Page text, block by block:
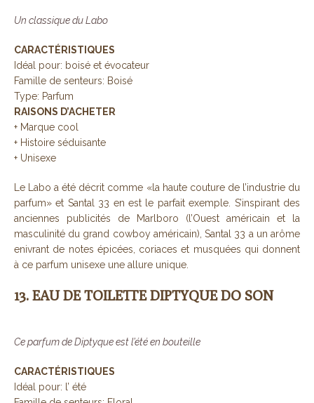
Un classique du Labo
CARACTÉRISTIQUES
Idéal pour: boisé et évocateur
Famille de senteurs: Boisé
Type: Parfum
RAISONS D’ACHETER
+ Marque cool
+ Histoire séduisante
+ Unisexe
Le Labo a été décrit comme «la haute couture de l’industrie du
parfum» et Santal 33 en est le parfait exemple. S’inspirant des
anciennes publicités de Marlboro (l’Ouest américain et la
masculinité du grand cowboy américain), Santal 33 a un arôme
enivrant de notes épicées, coriaces et musquées qui donnent
à ce parfum unisexe une allure unique.
13. EAU DE TOILETTE DIPTYQUE DO SON
Ce parfum de Diptyque est l’été en bouteille
CARACTÉRISTIQUES
Idéal pour: l’ été